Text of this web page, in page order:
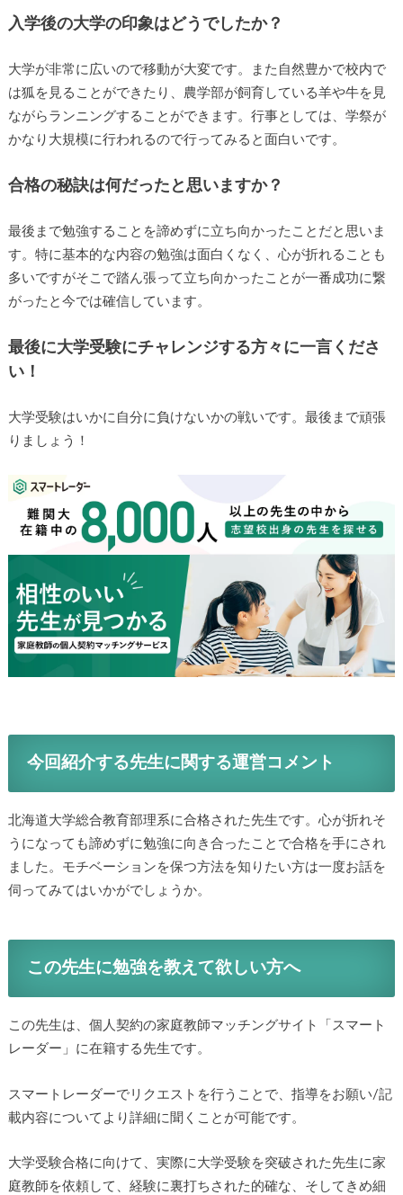
入学後の大学の印象はどうでしたか？
大学が非常に広いので移動が大変です。また自然豊かで校内で
は狐を見ることができたり、農学部が飼育している羊や牛を見
ながらランニングすることができます。行事としては、学祭が
かなり大規模に行われるので行ってみると面白いです。
合格の秘訣は何だったと思いますか？
最後まで勉強することを諦めずに立ち向かったことだと思いま
す。特に基本的な内容の勉強は面白くなく、心が折れることも
多いですがそこで踏ん張って立ち向かったことが一番成功に繋
がったと今では確信しています。
最後に大学受験にチャレンジする方々に一言くださ
い！
大学受験はいかに自分に負けないかの戦いです。最後まで頑張
りましょう！
今回紹介する先生に関する運営コメント
北海道大学総合教育部理系に合格された先生です。心が折れそ
うになっても諦めずに勉強に向き合ったことで合格を手にされ
ました。モチベーションを保つ方法を知りたい方は一度お話を
伺ってみてはいかがでしょうか。
この先生に勉強を教えて欲しい方へ
この先生は、個人契約の家庭教師マッチングサイト「スマート
レーダー」に在籍する先生です。
スマートレーダーでリクエストを行うことで、指導をお願い/記
載内容についてより詳細に聞くことが可能です。
大学受験合格に向けて、実際に大学受験を突破された先生に家
庭教師を依頼して、経験に裏打ちされた的確な、そしてきめ細